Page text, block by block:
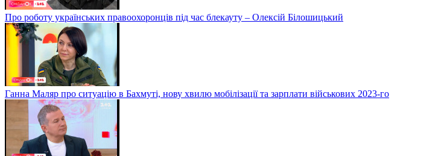
Про роботу українських правоохоронців під час блекауту – Олексій Білошицький
Ганна Маляр про ситуацію в Бахмуті, нову хвилю мобілізації та зарплати військових 2023-го